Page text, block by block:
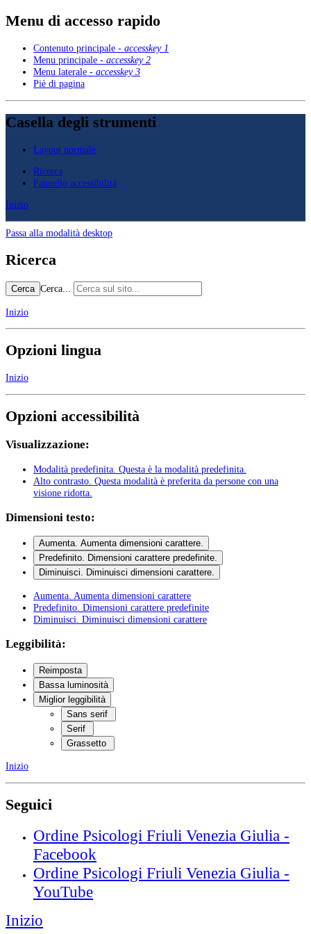
Menu di accesso rapido
Contenuto principale - accesskey 1
Menu principale - accesskey 2
Menu laterale - accesskey 3
Piè di pagina
Casella degli strumenti
Layout normale
Ricerca
Pannello accessibilità
Inizio
Passa alla modalità desktop
Ricerca
Cerca Cerca...
Inizio
Opzioni lingua
Inizio
Opzioni accessibilità
Visualizzazione:
Modalità predefinita . Questa è la modalità predefinita.
Alto contrasto . Questa modalità è preferita da persone con una
visione ridotta.
Dimensioni testo:
Aumenta. Aumenta dimensioni carattere.
Predefinito. Dimensioni carattere predefinite.
Diminuisci. Diminuisci dimensioni carattere.
Aumenta . Aumenta dimensioni carattere
Predefinito . Dimensioni carattere predefinite
Diminuisci . Diminuisci dimensioni carattere
Leggibilità:
Reimposta
Bassa luminosità
Miglior leggibilità
Sans serif
Serif
Grassetto
Inizio
Seguici
Ordine Psicologi Friuli Venezia Giulia -
Facebook
Ordine Psicologi Friuli Venezia Giulia -
YouTube
Inizio